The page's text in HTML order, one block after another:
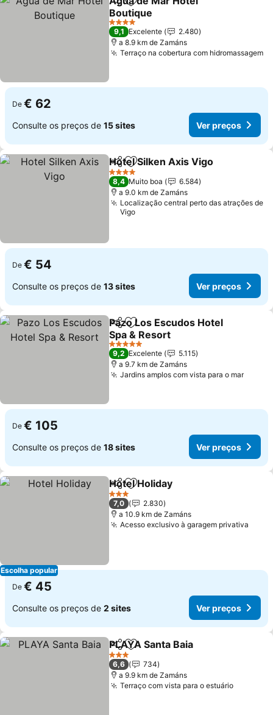
PartilharAdicionar aos favoritos
Boutique
4 Estrelas
9,1 Excelente
2.480
a 8.9 km de Zamáns
Terraço na cobertura com hidromassagem
De € 62
Consulte os preços de 15 sites Ver preços
PartilharAdicionar aos favoritos
Hotel Silken Axis Vigo
4 Estrelas
8,4 Muito boa
6.584
a 9.0 km de Zamáns
Localização central perto das atrações de
Vigo
De € 54
Consulte os preços de 13 sites Ver preços
PartilharAdicionar aos favoritos
Pazo Los Escudos Hotel
Spa & Resort
5 Estrelas
9,2 Excelente
5.115
a 9.7 km de Zamáns
Jardins amplos com vista para o mar
De € 105
Consulte os preços de 18 sites Ver preços
Escolha popular
PartilharAdicionar aos favoritos
Hotel Holiday
3 Estrelas
7,0
2.830
a 10.9 km de Zamáns
Acesso exclusivo à garagem privativa
De € 45
Consulte os preços de 2 sites Ver preços
PartilharAdicionar aos favoritos
PLAYA Santa Baia
3 Estrelas
6,6
734
a 9.9 km de Zamáns
Terraço com vista para o estuário